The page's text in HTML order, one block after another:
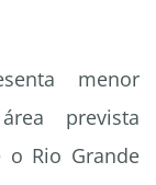
menor
prevista
o Rio Grande